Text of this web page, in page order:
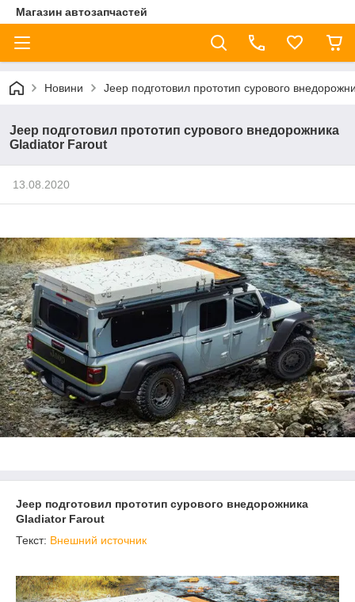
Магазин автозапчастей
Новини Jeep подготовил прототип сурового
Jeep подготовил прототип сурового внедорожника
Gladiator Farout
13.08.2020
Jeep подготовил прототип сурового внедорожника
Gladiator Farout
Текст: Внешний источник